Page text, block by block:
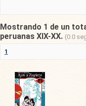
Mostrando 1 de un
peruanas XIX-XX. (0.0
1